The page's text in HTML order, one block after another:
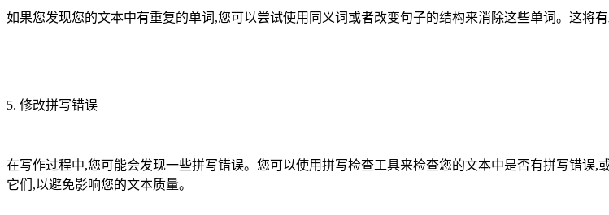
如果您发现您的文本中有重复的单词,您可以尝试使用同义词或者改变句子的结构来消除这些单词。这将
5. 修改拼写错误
在写作过程中,您可能会发现一些拼写错误。您可以使用拼写检查工具来检查您的文本中是否有拼写错误
它们,以避免影响您的文本质量。